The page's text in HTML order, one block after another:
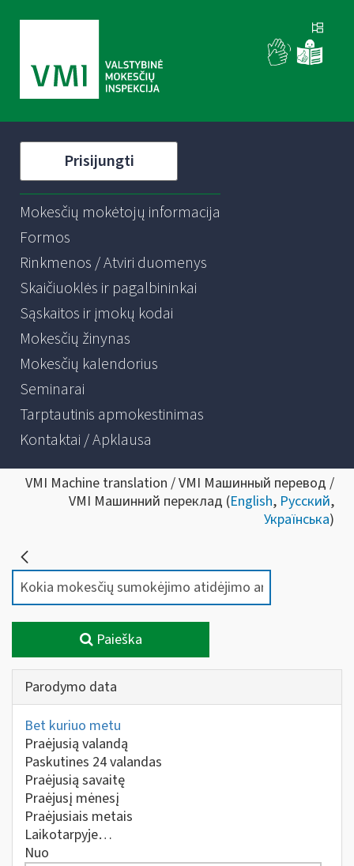
Prisijungti
Mokesčių mokėtojų informacija
Formos
Rinkmenos / Atviri duomenys
Skaičiuoklės ir pagalbininkai
Sąskaitos ir įmokų kodai
Mokesčių žinynas
Mokesčių kalendorius
Seminarai
Tarptautinis apmokestinimas
Kontaktai / Apklausa
VMI Machine translation / VMI Машинный перевод /
VMI Машинний переклад (English, Русский,
Українська)
Paieška
Parodymo data
Bet kuriuo metu
Praėjusią valandą
Paskutines 24 valandas
Praėjusią savaitę
Praėjusį mėnesį
Praėjusiais metais
Laikotarpyje…
Nuo